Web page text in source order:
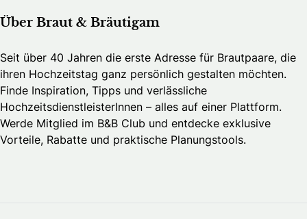
Über Braut & Bräutigam
Seit über 40 Jahren die erste Adresse für Brautpaare, die
ihren Hochzeitstag ganz persönlich gestalten möchten.
Finde Inspiration, Tipps und verlässliche
HochzeitsdienstleisterInnen – alles auf einer Plattform.
Werde Mitglied im B&B Club und entdecke exklusive
Vorteile, Rabatte und praktische Planungstools.